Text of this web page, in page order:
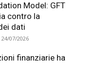
Model: GFT
contro la
dati
24/07/2026
finanziarie ha